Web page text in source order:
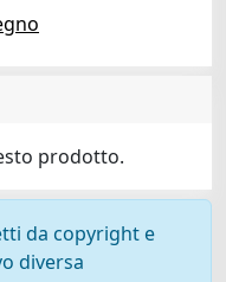
prodotto.
da copyright e
diversa